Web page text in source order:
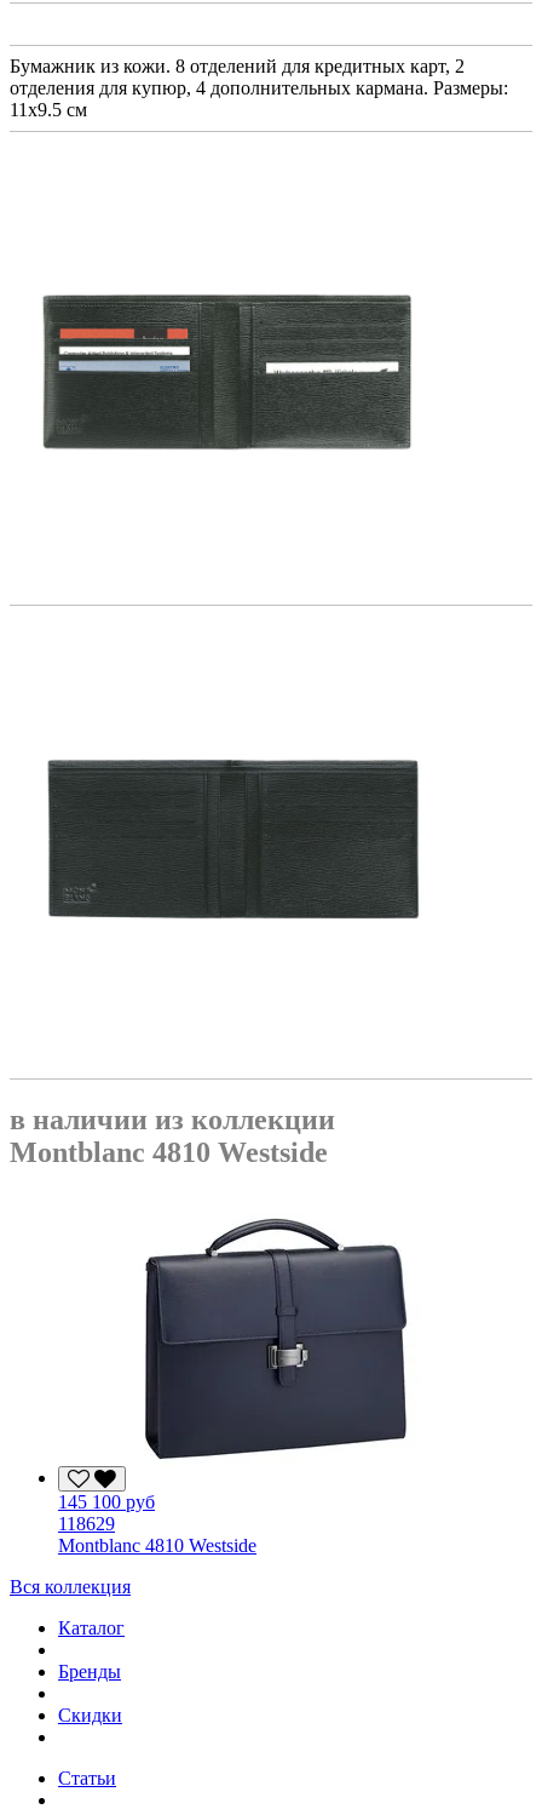
Бумажник из кожи. 8 отделений для кредитных карт, 2
отделения для купюр, 4 дополнительных кармана. Размеры:
11х9.5 см
в наличии из коллекции
Montblanc 4810 Westside
145 100 руб
118629
Montblanc 4810 Westside
Вся коллекция
Каталог
Бренды
Скидки
Статьи